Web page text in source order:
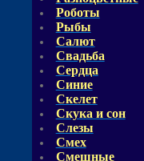
Роботы
Рыбы
Салют
Свадьба
Сердца
Синие
Скелет
Скука и сон
Слезы
Смех
Смешные